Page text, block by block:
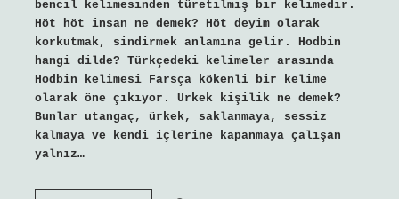
bencil kelimesinden türetilmiş bir kelimedir.
Höt höt insan ne demek? Höt deyim olarak
korkutmak, sindirmek anlamına gelir. Hodbin
hangi dilde? Türkçedeki kelimeler arasında
Hodbin kelimesi Farsça kökenli bir kelime
olarak öne çıkıyor. Ürkek kişilik ne demek?
Bunlar utangaç, ürkek, saklanmaya, sessiz
kalmaya ve kendi içlerine kapanmaya çalışan
yalnız…